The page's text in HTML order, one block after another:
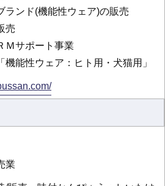
ランド(機能性ウェア)の販売
売
Ｍサポート事業
機能性ウェア：ヒト用・犬猫用」
業